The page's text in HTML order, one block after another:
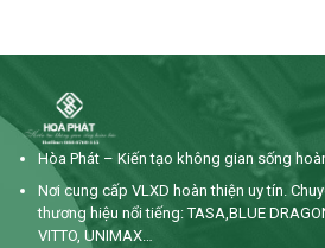
Hòa Phát – Kiến tạo không gian sống
Nơi cung cấp VLXD hoàn thiện uy tín.
thương hiệu nổi tiếng: TASA,BLUE
VITTO, UNIMAX…